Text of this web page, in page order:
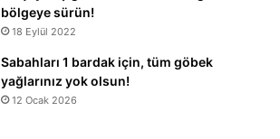
bölgeye sürün!
18 Eylül 2022
Sabahları 1 bardak için, tüm göbek
yağlarınız yok olsun!
12 Ocak 2026